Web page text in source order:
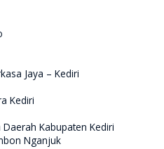
Jaya – Kediri
Kediri
Kabupaten Kediri
Nganjuk